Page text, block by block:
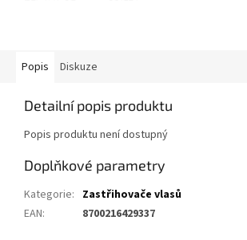
Popis Diskuze
Detailní popis produktu
Popis produktu není dostupný
Doplňkové parametry
Kategorie: Zastřihovače vlasů
EAN: 8700216429337